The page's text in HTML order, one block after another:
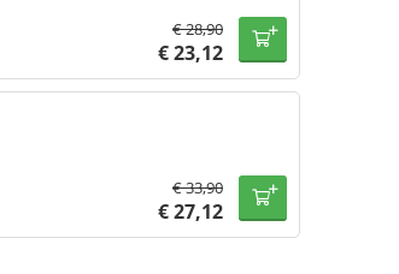
€28,90
€23,12
€33,90
€27,12